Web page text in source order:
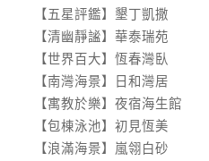
【五星評鑑】墾丁凱撒
【清幽靜謐】華泰瑞苑
【世界百大】恆春灣臥
【南灣海景】日和灣居
【寓教於樂】夜宿海生館
【包棟泳池】初見恆美
【浪滿海景】嵐翎白砂